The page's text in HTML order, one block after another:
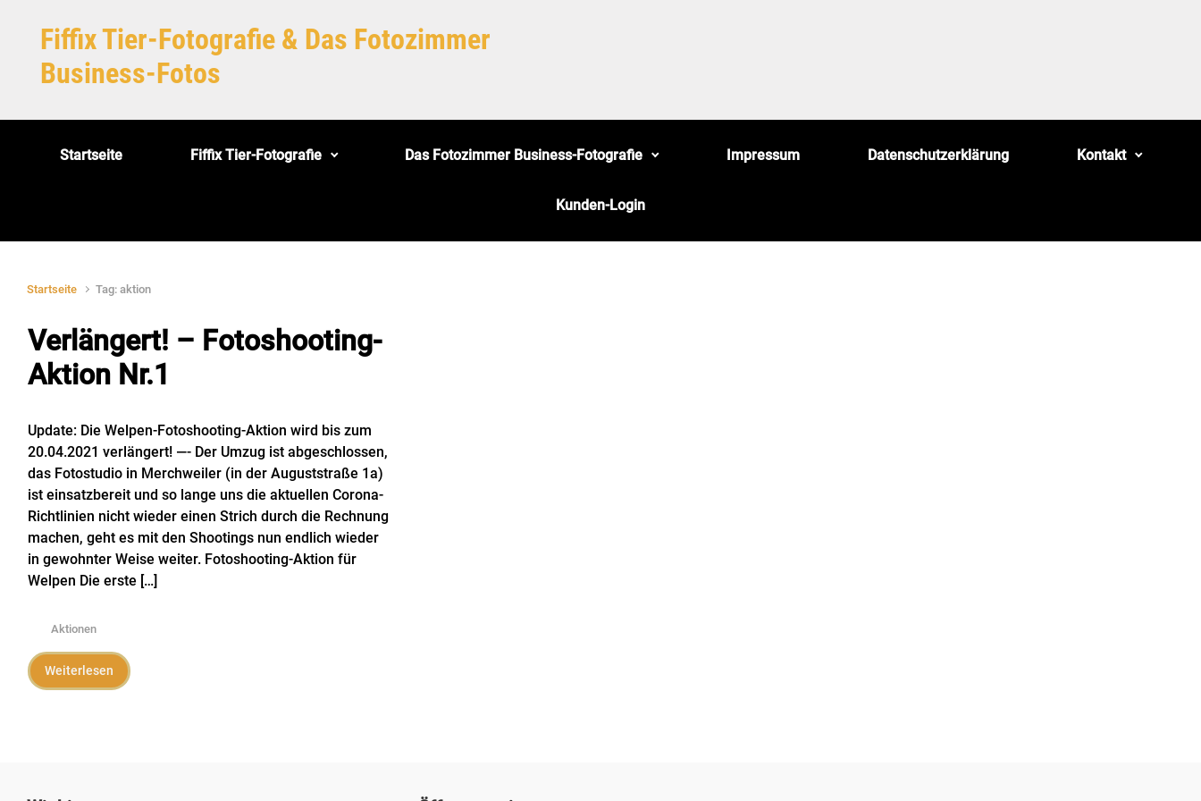
Fiffix Tier-Fotografie & Das Fotozimmer
Business-Fotos
Startseite Fiffix Tier-Fotografie Das Fotozimmer Business-Fotografie Impressum Datenschutzerklärung Kontakt
Kunden-Login
Startseite Tag: aktion
Verlängert! – Fotoshooting-
Aktion Nr.1
Update: Die Welpen-Fotoshooting-Aktion wird bis zum
20.04.2021 verlängert! —- Der Umzug ist abgeschlossen,
das Fotostudio in Merchweiler (in der Auguststraße 1a)
ist einsatzbereit und so lange uns die aktuellen Corona-
Richtlinien nicht wieder einen Strich durch die Rechnung
machen, geht es mit den Shootings nun endlich wieder
in gewohnter Weise weiter. Fotoshooting-Aktion für
Welpen Die erste […]
Aktionen
Weiterlesen